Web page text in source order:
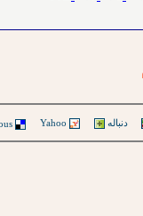
دنباله Delicious